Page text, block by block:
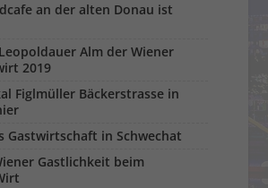
an der alten Donau ist
Alm der Wiener
2019
Figlmüller Bäckerstrasse in
Gastwirtschaft in Schwechat
Gastlichkeit beim